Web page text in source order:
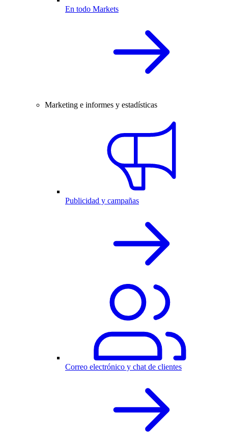
En todo Markets
Marketing e informes y estadísticas
Publicidad y campañas
Correo electrónico y chat de clientes